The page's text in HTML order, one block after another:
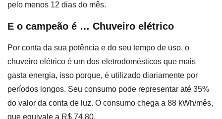
pelo menos 12 dias do mês.
E o campeão é … Chuveiro elétrico
Por conta da sua potência e do seu tempo de uso, o
chuveiro elétrico é um dos eletrodomésticos que mais
gasta energia, isso porque, é utilizado diariamente por
períodos longos. Seu consumo pode representar até 35%
do valor da conta de luz. O consumo chega a 88 kWh/mês,
que equivale a R$ 74,80.